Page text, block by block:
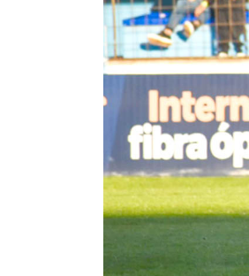
Contacto